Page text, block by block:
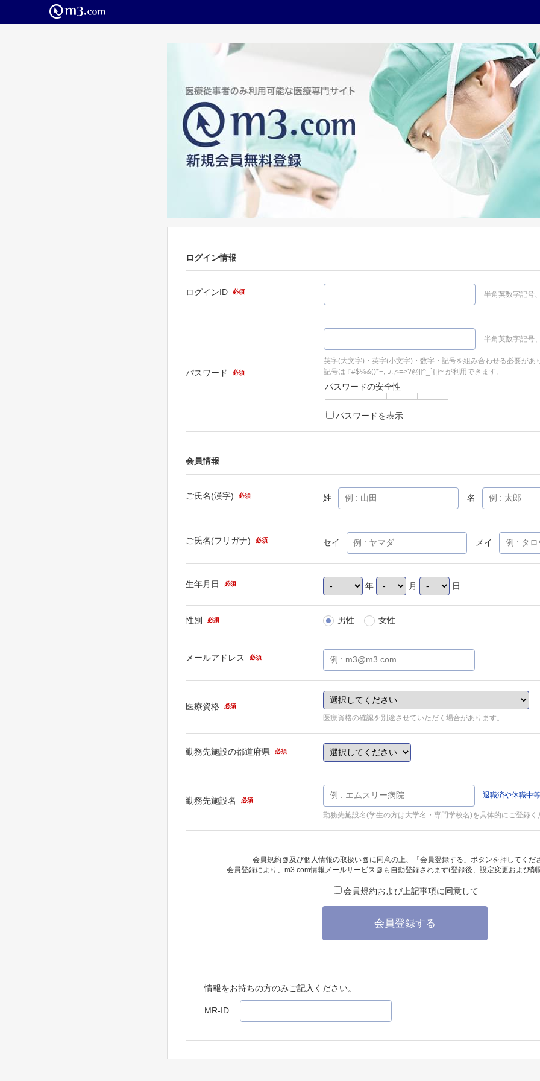
ログイン情報
ログインID 必須 半角英数字記号
パスワード 必須
半角英数字記号
英字(大文字)・英字(小文字)・数字・記号を組み合わせる必要があ
記号は !"#$%&()*+,-./:;<=>?@[]^_`{|}~ が利用できます。
パスワードの安全性
パスワードを表示
会員情報
ご氏名(漢字) 必須 姓 名
ご氏名(フリガナ) 必須 セイ メイ
生年月日 必須 年 月 日
性別 必須 男性 女性
メールアドレス 必須
医療資格 必須
医療資格の確認を別途させていただく場合があります。
勤務先施設の都道府県 必須
勤務先施設名 必須
退職済や休職中
勤務先施設名(学生の方は大学名・専門学校名)を具体的にご登録く
会員規約 及び個人情報の取扱い
に同意の上、「会員登録する」ボタンを押してくだ
会員登録により、 m3.com情報メールサービス も自動登録されます(登録後、設定変更および
会員規約および上記事項に同意して
会員登録する
情報をお持ちの方のみご記入ください。
MR-ID